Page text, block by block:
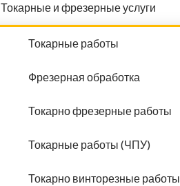
Токарные и фрезерные услуги
Токарные работы
Фрезерная обработка
Токарно фрезерные работы
Токарные работы (ЧПУ)
Токарно винторезные работы